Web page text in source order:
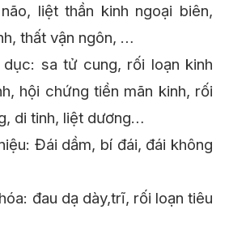
liệt thần kinh ngoại biên,
thất vận ngôn, …
sa tử cung, rối loạn kinh
hội chứng tiền mãn kinh, rối
di tinh, liệt dương…
Đái dầm, bí đái, đái không
đau dạ dày,trĩ, rối loạn tiêu